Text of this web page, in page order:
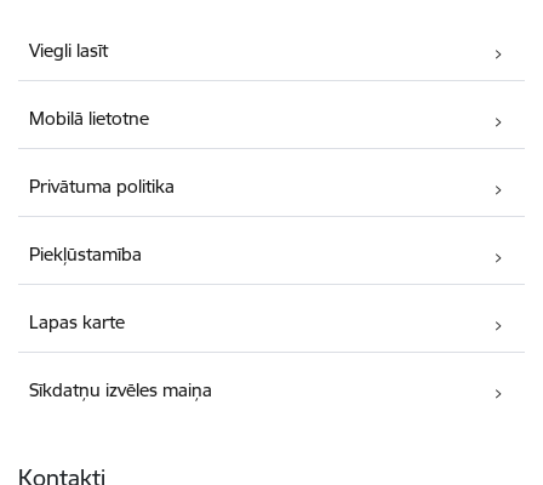
Viegli lasīt
Mobilā lietotne
Privātuma politika
Piekļūstamība
Lapas karte
Sīkdatņu izvēles maiņa
Kontakti